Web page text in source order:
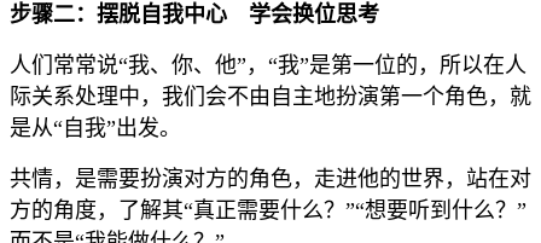
步骤二：摆脱自我中心 学会换位思考
人们常常说“我、你、他”，“我”是第一位的，所以在人
际关系处理中，我们会不由自主地扮演第一个角色，就
是从“自我”出发。
共情，是需要扮演对方的角色，走进他的世界，站在对
方的角度，了解其“真正需要什么？”“想要听到什么？”